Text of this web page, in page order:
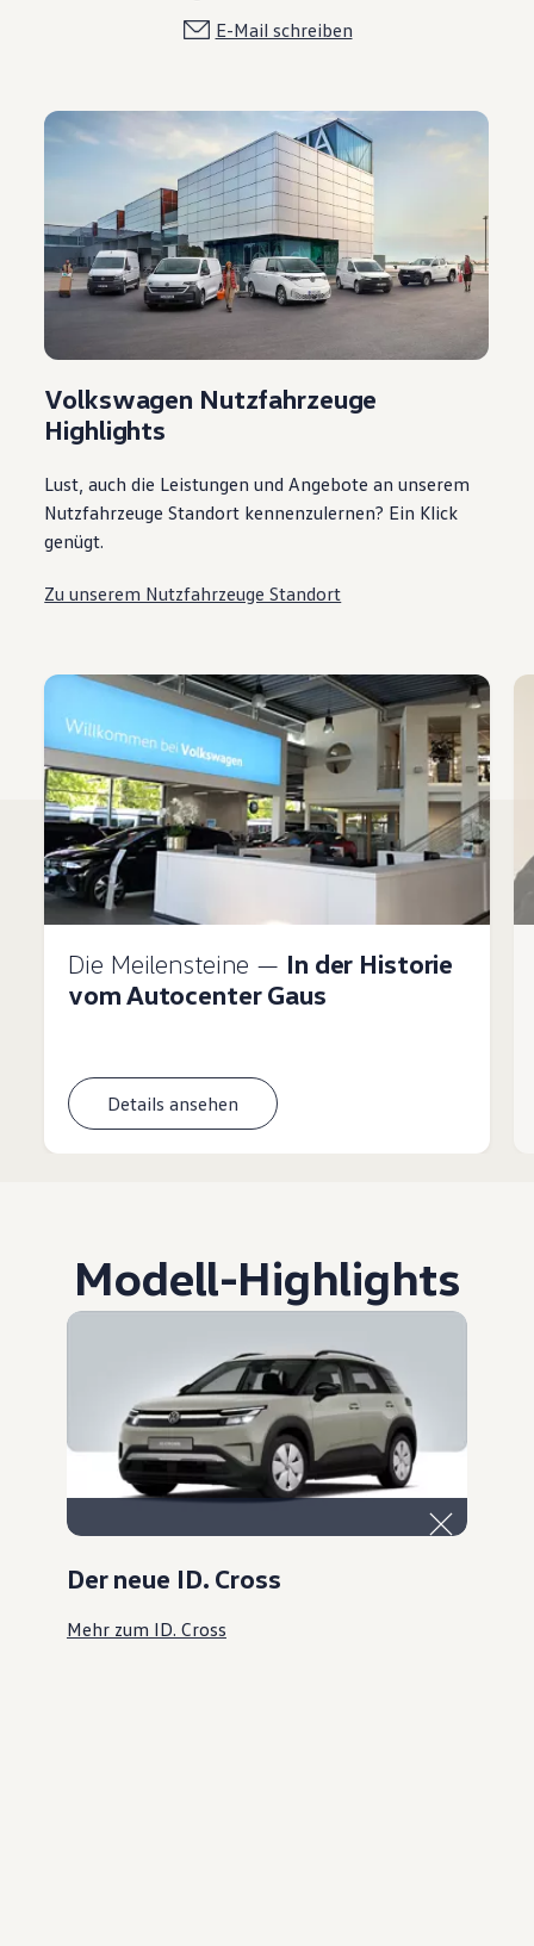
E-Mail schreiben
Volkswagen Nutzfahrzeuge
Highlights
Lust, auch die Leistungen und Angebote an unserem
Nutzfahrzeuge Standort kennenzulernen? Ein Klick
genügt.
Zu unserem Nutzfahrzeuge Standort
Die Meilensteine — In der Historie
vom Autocenter Gaus
Details ansehen
Modell-Highlights
Der neue ID. Cross
Mehr zum ID. Cross